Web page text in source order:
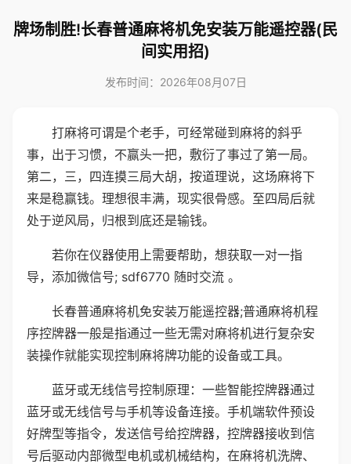
牌场制胜!长春普通麻将机免安装万能遥控器(民
间实用招)
发布时间：2026年08月07日
打麻将可谓是个老手，可经常碰到麻将的斜乎
事，出于习惯，不赢头一把，敷衍了事过了第一局。
第二，三，四连摸三局大胡，按道理说，这场麻将下
来是稳赢钱。理想很丰满，现实很骨感。至四局后就
处于逆风局，归根到底还是输钱。
若你在仪器使用上需要帮助，想获取一对一指
导，添加微信号; sdf6770 随时交流 。
长春普通麻将机免安装万能遥控器;普通麻将机程
序控牌器一般是指通过一些无需对麻将机进行复杂安
装操作就能实现控制麻将牌功能的设备或工具。
蓝牙或无线信号控制原理：一些智能控牌器通过
蓝牙或无线信号与手机等设备连接。手机端软件预设
好牌型等指令，发送信号给控牌器，控牌器接收到信
号后驱动内部微型电机或机械结构，在麻将机洗牌、